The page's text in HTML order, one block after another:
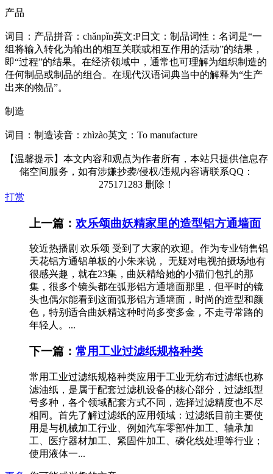
产品
词目：产品拼音：chǎnpǐn英文:P日文：制品词性：名词是“一
组将输入转化为输出的相互关联或相互作用的活动”的结果，
即“过程”的结果。在经济领域中，通常也可理解为组织制造的
任何制品或制品的组合。在现代汉语词典当中的解释为“生产
出来的物品”。
制造
词目：制造读音：zhìzào英文：To manufacture
【温馨提示】本文内容和观点为作者所有，本站只提供信息存
储空间服务，如有涉嫌抄袭/侵权/违规内容请联系QQ：
275171283 删除！
打赏
上一篇： 欢乐颂曲妖精家里的造型铝方通墙面
较近热播剧 欢乐颂 受到了大家的欢迎。作为专业销售铝
天花铝方通铝单板的小朱来说， 无疑对电视拍摄场地有
很感兴趣，就在23集，曲妖精给她的小猫们包扎的那
集，很多个镜头都在弧形铝方通墙面那里，但平时的镜
头也偶尔能看到这面弧形铝方通墙面，时尚的造型和颜
色，特别适合曲妖精这种时尚多变多金，不走寻常路的
年轻人。...
下一篇： 常用工业过滤纸规格种类
常用工业过滤纸规格种类应用于工业无纺布过滤纸也称
滤油纸，是属于配套过滤机设备的核心部分，过滤纸型
号多种，各个领域配套方式不同，选择过滤精度也不尽
相同。首先了解过滤纸的应用领域：过滤纸目前主要使
用是与机械加工行业、例如汽车零部件加工、轴承加
工、医疗器材加工、紧固件加工、磷化线处理等行业；
使用液体一...